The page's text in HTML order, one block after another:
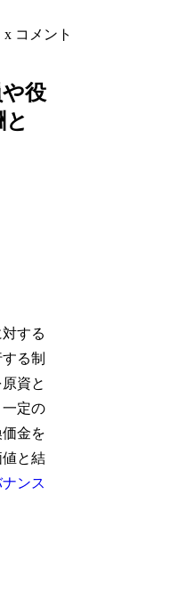
コメント
役
する
る制
資と
定の
金を
と結
ンス